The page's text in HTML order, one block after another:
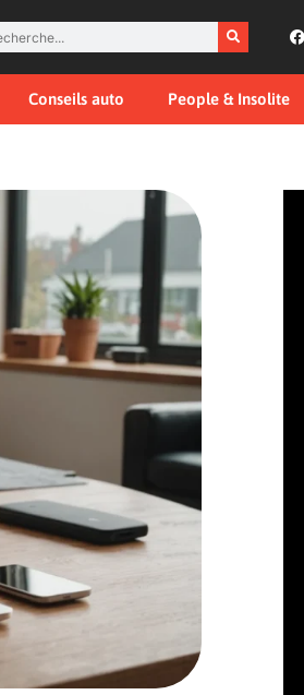
Conseils auto People & Insolite